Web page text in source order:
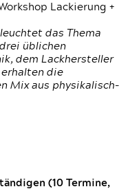
Lackierung +
das Thema
üblichen
dem Lackhersteller
erhalten die
Mix aus physikalisch-
(10 Termine,